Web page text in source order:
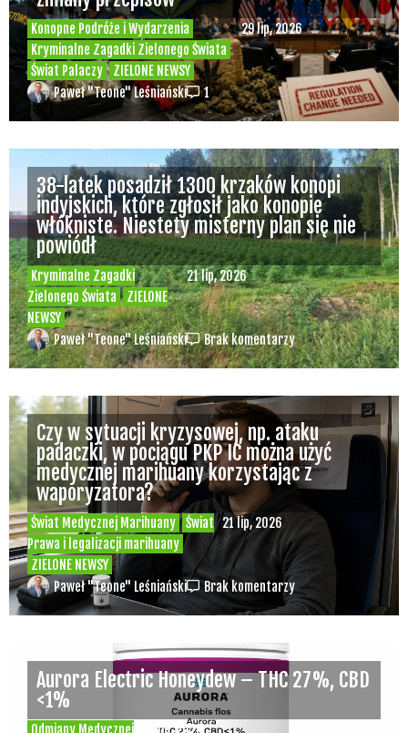
Konopne Podróże i Wydarzenia
Kryminalne Zagadki Zielonego Świata
Świat Palaczy
ZIELONE NEWSY
29 lip, 2026
Paweł "Teone" Leśniański 1
Kryminalne Zagadki
Zielonego Świata
ZIELONE
NEWSY
21 lip, 2026
38-latek posadził 1300 krzaków konopi
indyjskich, które zgłosił jako konopie
włókniste. Niestety misterny plan się nie
powiódł
Paweł "Teone" Leśniański Brak komentarzy
Świat Medycznej Marihuany
Świat
Prawa i legalizacji marihuany
ZIELONE NEWSY
21 lip, 2026
Czy w sytuacji kryzysowej, np. ataku
padaczki, w pociągu PKP IC można użyć
medycznej marihuany korzystając z
waporyzatora?
Paweł "Teone" Leśniański Brak komentarzy
Odmiany Medycznej 20 lip, 2026
Aurora Electric Honeydew – THC 27%, CBD
<1%